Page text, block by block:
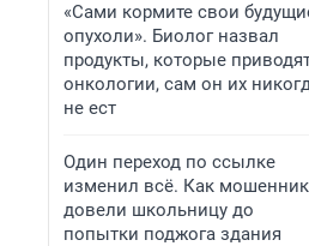
«Сами кормите свои
опухоли». Биолог назвал
продукты, которые
онкологии, сам он их
не ест
Один переход по ссылке
изменил всё. Как
довели школьницу до
попытки поджога здания